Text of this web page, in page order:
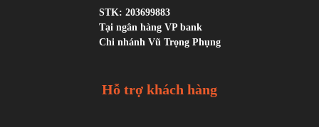
STK: 203699883
Tại ngân hàng VP bank
Chi nhánh Vũ Trọng Phụng
Hỗ trợ khách hàng